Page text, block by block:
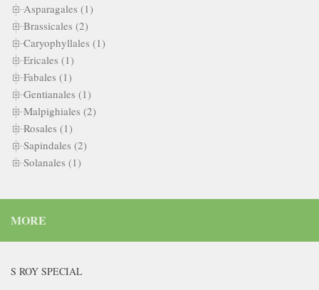
Asparagales (1)
Brassicales (2)
Caryophyllales (1)
Ericales (1)
Fabales (1)
Gentianales (1)
Malpighiales (2)
Rosales (1)
Sapindales (2)
Solanales (1)
MORE
S ROY SPECIAL